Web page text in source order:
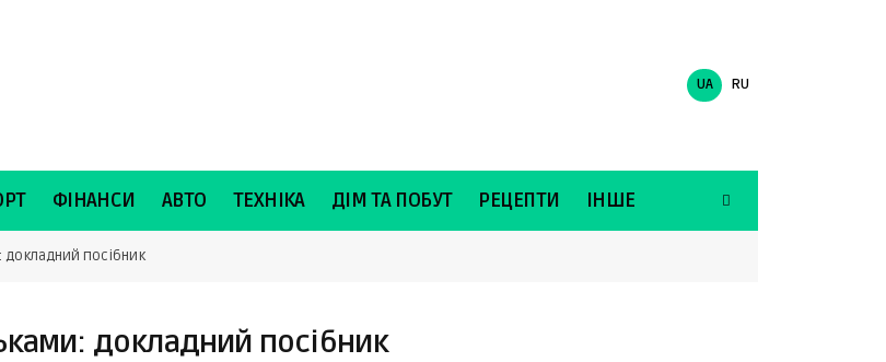
UA RU
ФІНАНСИ АВТО ТЕХНІКА ДІМ ТА ПОБУТ РЕЦЕПТИ ІНШЕ
докладний посібник
докладний посібник